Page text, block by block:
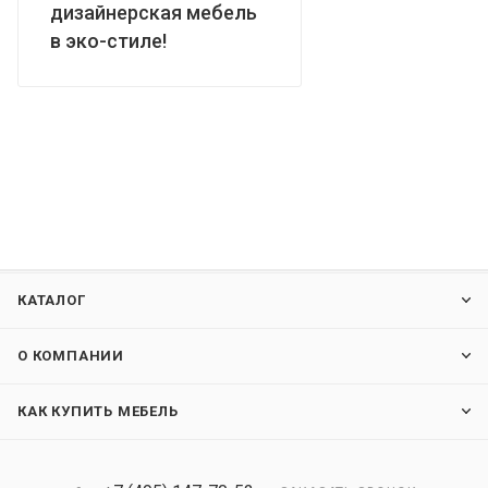
дизайнерская мебель
в эко-стиле!
КАТАЛОГ
О КОМПАНИИ
КАК КУПИТЬ МЕБЕЛЬ